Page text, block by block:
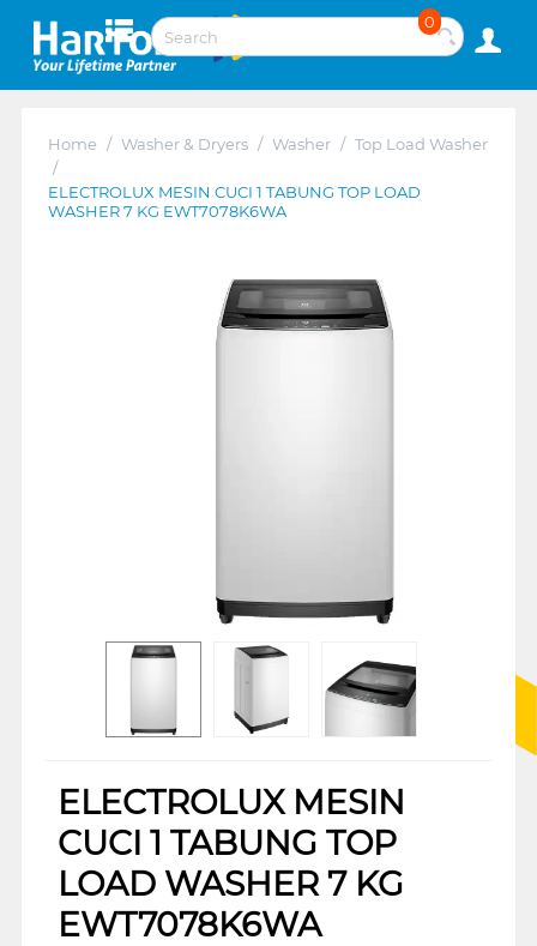
0
Home / Washer & Dryers / Washer / Top Load Washer
/
ELECTROLUX MESIN CUCI 1 TABUNG TOP LOAD
WASHER 7 KG EWT7078K6WA
ELECTROLUX MESIN
CUCI 1 TABUNG TOP
LOAD WASHER 7 KG
EWT7078K6WA